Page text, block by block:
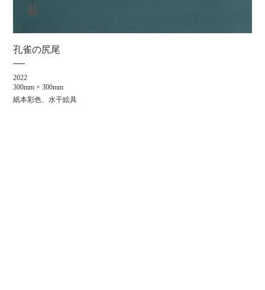
孔雀の尻尾
2022
300mm × 300mm
紙本彩色、水干絵具